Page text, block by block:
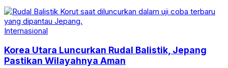
Internasional
Korea Utara Luncurkan Rudal Balistik, Jepang
Pastikan Wilayahnya Aman